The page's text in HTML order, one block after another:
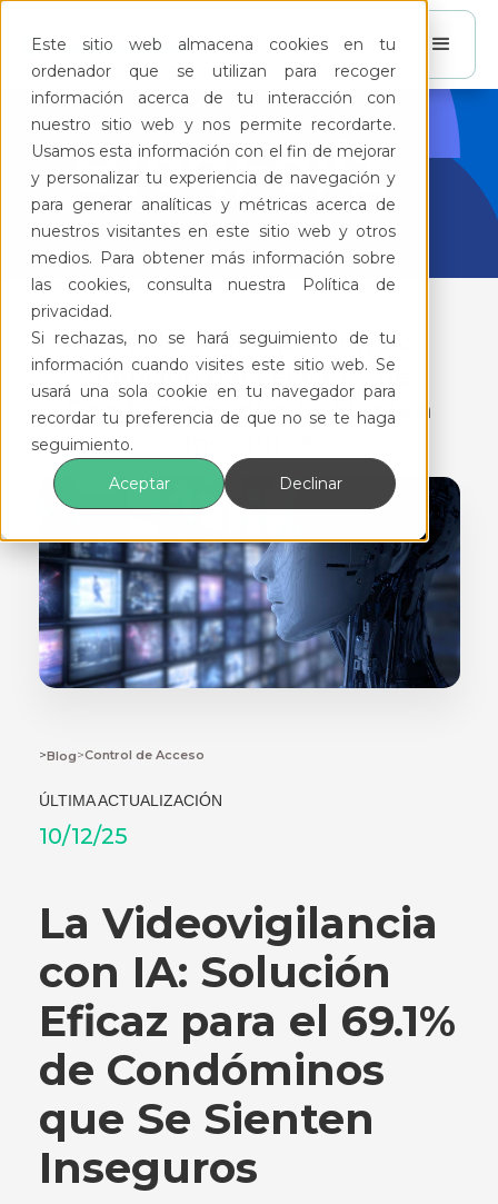
Este sitio web almacena cookies en tu
ordenador que se utilizan para recoger
información acerca de tu interacción con
nuestro sitio web y nos permite recordarte.
Usamos esta información con el fin de mejorar
y personalizar tu experiencia de navegación y
para generar analíticas y métricas acerca de
nuestros visitantes en este sitio web y otros
medios. Para obtener más información sobre
las cookies, consulta nuestra Política de
privacidad.
Si rechazas, no se hará seguimiento de tu
información cuando visites este sitio web. Se
usará una sola cookie en tu navegador para
recordar tu preferencia de que no se te haga
seguimiento.
Aceptar
Declinar
BlogFeliz
La Videovigilancia con IA:
Solución para el 69.1% de
Condóminos que Se Sienten
>Blog>Control de Acceso
ÚLTIMA ACTUALIZACIÓN
10/12/25
La Videovigilancia
con IA: Solución
Eficaz para el 69.1%
de Condóminos
que Se Sienten
Inseguros